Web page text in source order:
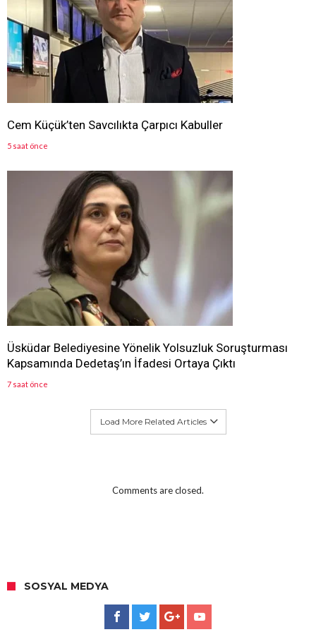
Cem Küçük’ten Savcılıkta Çarpıcı Kabuller
5 saat önce
Üsküdar Belediyesine Yönelik Yolsuzluk Soruşturması
Kapsamında Dedetaş’ın İfadesi Ortaya Çıktı
7 saat önce
Load More Related Articles
Comments are closed.
SOSYAL MEDYA